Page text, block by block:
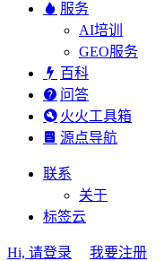
服务
AI培训
GEO服务
百科
问答
火火工具箱
源点导航
联系
关于
标签云
Hi, 请登录 我要注册